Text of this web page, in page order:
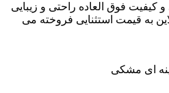
و کیفیت فوق العاده راحتی و زیبایی
به قیمت استثنایی فروخته می
ای مشکی